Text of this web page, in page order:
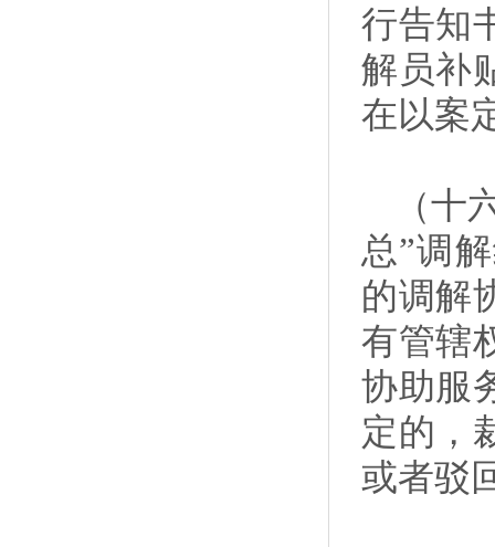
行告知
解员补
在以案
（十
总”调
的调解
有管辖
协助服
定的，
或者驳